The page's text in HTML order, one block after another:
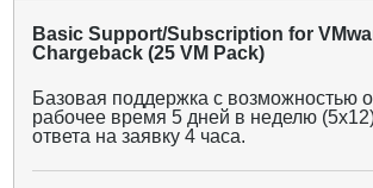
Basic Support/Subscription for
Chargeback (25 VM Pack)
Базовая поддержка с возможностью
рабочее время 5 дней в неделю
ответа на заявку 4 часа.